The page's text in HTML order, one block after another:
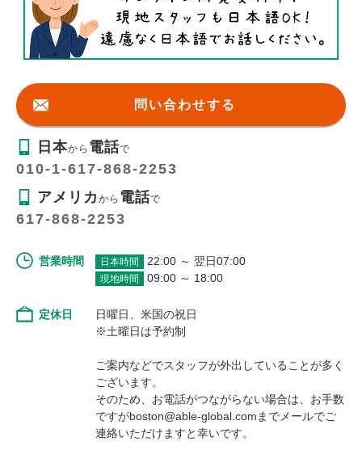
問い合わせする
日本から 電話で
010-1-617-868-2253
アメリカから 電話で
617-868-2253
営業時間 日本時間 22:00 ～ 翌日07:00
現地時間 09:00 ～ 18:00
定休日
日曜日、米国の祝日
※土曜日は予約制
ご案内などでスタッフが外出していることが多く
ございます。
そのため、お電話がつながらない場合は、お手数
ですがboston@able-global.comまでメールでご
連絡いただけますと幸いです。